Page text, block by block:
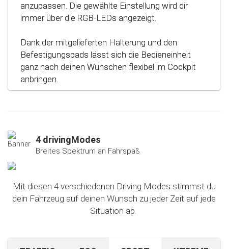
anzupassen. Die gewählte Einstellung wird dir
immer über die RGB-LEDs angezeigt.
Dank der mitgelieferten Halterung und den
Befestigungspads lässt sich die Bedieneinheit
ganz nach deinen Wünschen flexibel im Cockpit
anbringen.
4 drivingModes
Breites Spektrum an Fahrspaß
Mit diesen 4 verschiedenen Driving Modes stimmst du
dein Fahrzeug auf deinen Wunsch zu jeder Zeit auf jede
Situation ab.